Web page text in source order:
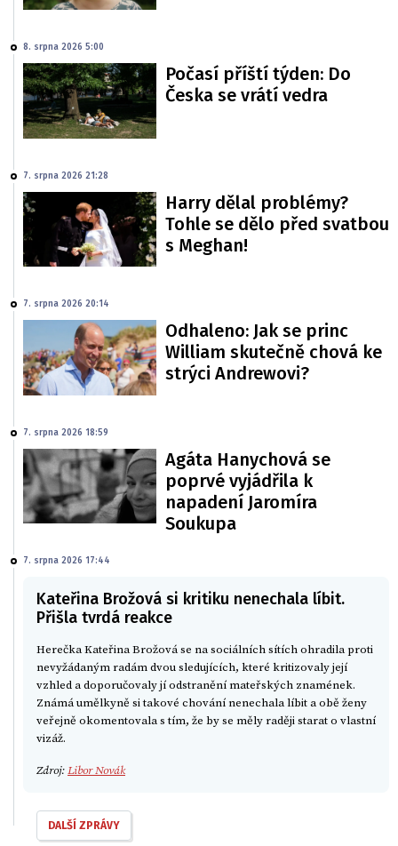
8. srpna 2026 5:00
Počasí příští týden: Do
Česka se vrátí vedra
7. srpna 2026 21:28
Harry dělal problémy?
Tohle se dělo před svatbou
s Meghan!
7. srpna 2026 20:14
Odhaleno: Jak se princ
William skutečně chová ke
strýci Andrewovi?
7. srpna 2026 18:59
Agáta Hanychová se
poprvé vyjádřila k
napadení Jaromíra
Soukupa
7. srpna 2026 17:44
Kateřina Brožová si kritiku nenechala líbit.
Přišla tvrdá reakce
Herečka Kateřina Brožová se na sociálních sítích ohradila proti
nevyžádaným radám dvou sledujících, které kritizovaly její
vzhled a doporučovaly jí odstranění mateřských znamének.
Známá umělkyně si takové chování nenechala líbit a obě ženy
veřejně okomentovala s tím, že by se měly raději starat o vlastní
vizáž.
Zdroj:Libor Novák
DALŠÍ ZPRÁVY